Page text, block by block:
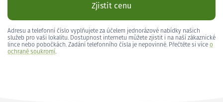
Zjistit cenu
Adresu a telefonní číslo vyplňujete za účelem jednorázové nabídky našich
služeb pro vaši lokalitu. Dostupnost internetu můžete zjistit i na naší zákaznické
lince nebo pobočkách. Zadání telefonního čísla je nepovinné. Přečtěte si více o
ochraně soukromí.